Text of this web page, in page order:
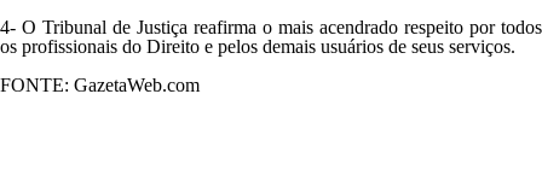
4- O Tribunal de Justiça reafirma o mais acendrado respeito por todos
os profissionais do Direito e pelos demais usuários de seus serviços.
FONTE: GazetaWeb.com